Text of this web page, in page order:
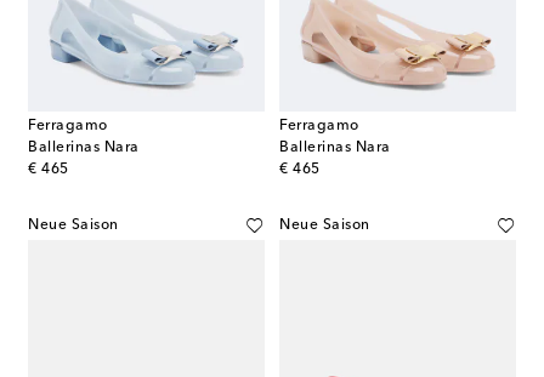
Ferragamo
Ballerinas Nara
€ 465
original price
Ferragamo
Ballerinas Nara
€ 465
original price
Neue Saison Neue Saison